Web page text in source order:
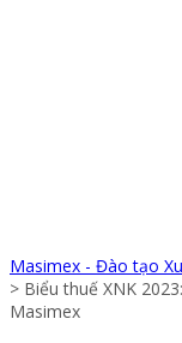
Masimex - Đào tạo
> Biểu thuế XNK
Masimex